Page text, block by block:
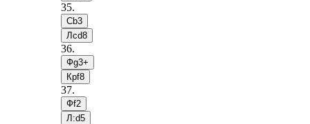
35.
Сb3
Лcd8
36.
Фg3+
Крf8
37.
Фf2
Л:d5